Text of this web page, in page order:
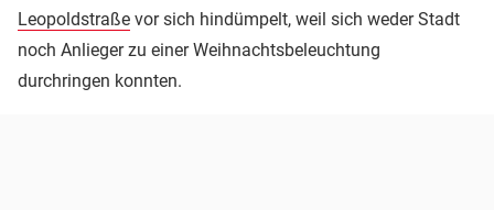
Leopoldstraße vor sich hindümpelt, weil sich weder Stadt
noch Anlieger zu einer Weihnachtsbeleuchtung
durchringen konnten.